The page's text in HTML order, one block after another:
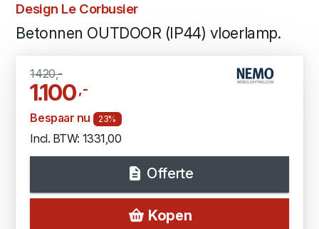
Design Le Corbusier
Betonnen OUTDOOR (IP44) vloerlamp.
1420,-
1.100,-
Bespaar nu 23%
Incl. BTW: 1331,00
Offerte
Kopen